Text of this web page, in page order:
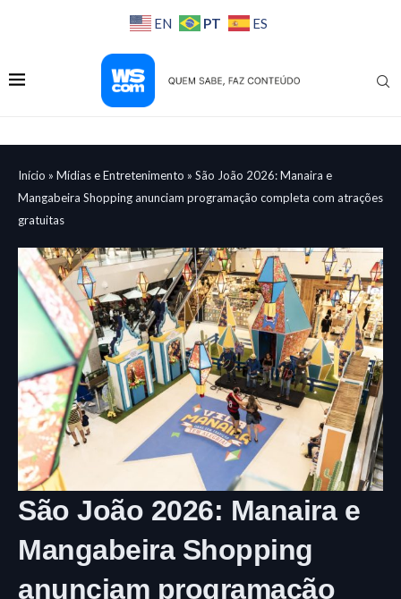
EN PT ES
Início » Mídias e Entretenimento » São João 2026: Manaira e
Mangabeira Shopping anunciam programação completa com atrações
gratuitas
São João 2026: Manaira e
Mangabeira Shopping
anunciam programação